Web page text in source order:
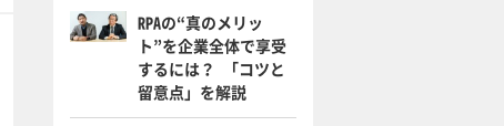
RPAの“真のメリッ
ト”を企業全体で享受
するには？ 「コツと
留意点」を解説